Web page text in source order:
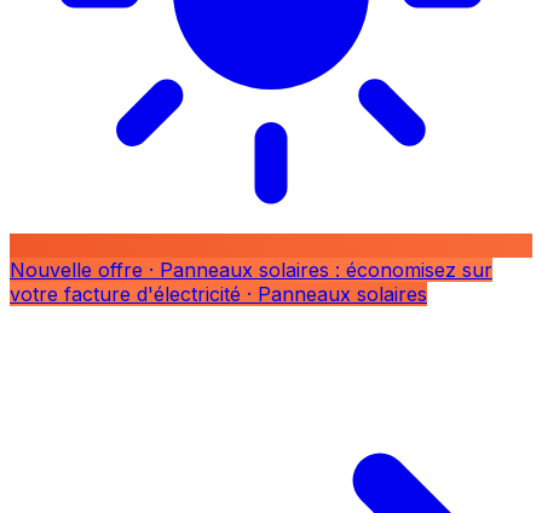
Nouvelle offre · Panneaux solaires : économisez sur
votre facture d'électricité · Panneaux solaires